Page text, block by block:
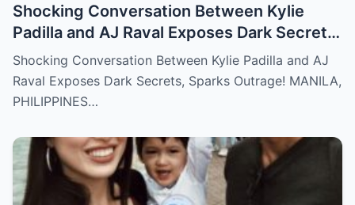
Shocking Conversation Between Kylie
Padilla and AJ Raval Exposes Dark Secrets,
Sparks Outrage!
Shocking Conversation Between Kylie Padilla and AJ
Raval Exposes Dark Secrets, Sparks Outrage! MANILA,
PHILIPPINES…